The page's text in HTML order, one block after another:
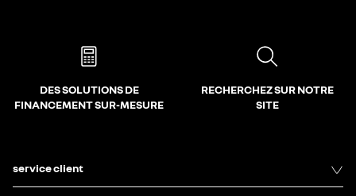
DES SOLUTIONS DE
FINANCEMENT SUR-MESURE
RECHERCHEZ SUR NOTRE
SITE
service client